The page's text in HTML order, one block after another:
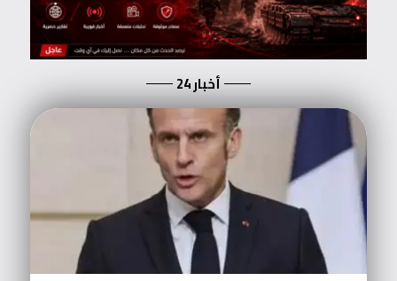
أخبار 24